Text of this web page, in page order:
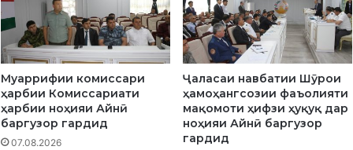
Муаррифии комиссари
ҳарбии Комиссариати
ҳарбии ноҳияи Айнӣ
баргузор гардид
07.08.2026
Ҷаласаи навбатии Шӯрои
ҳамоҳангсозии фаъолияти
мақомоти ҳифзи ҳуқуқ дар
ноҳияи Айнӣ баргузор
гардид